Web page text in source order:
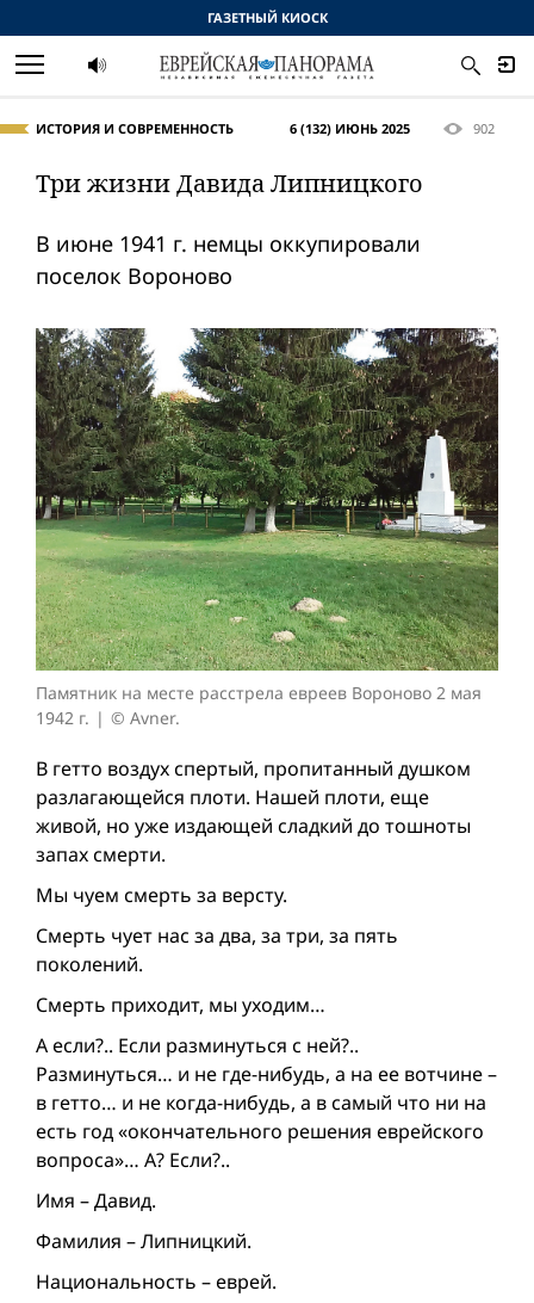
ИСТОРИЯ И СОВРЕМЕННОСТЬ 6 (132) ИЮНЬ 2025 902
Три жизни Давида Липницкого
В июне 1941 г. немцы оккупировали
поселок Вороново
Памятник на месте расстрела евреев Вороново 2 мая
1942 г.
© Avner.
В гетто воздух спертый, пропитанный душком
разлагающейся плоти. Нашей плоти, еще
живой, но уже издающей сладкий до тошноты
запах смерти.
Мы чуем смерть за версту.
Смерть чует нас за два, за три, за пять
поколений.
Смерть приходит, мы уходим…
А если?.. Если разминуться с ней?..
Разминуться… и не где-нибудь, а на ее вотчине –
в гетто… и не когда-нибудь, а в самый что ни на
есть год «окончательного решения еврейского
вопроса»… А? Если?..
Имя – Давид.
Фамилия – Липницкий.
Национальность – еврей.
ГАЗЕТНЫЙ КИОСК